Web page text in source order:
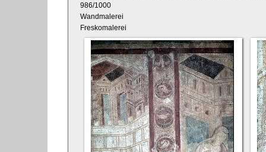
986/1000
Wandmalerei
Freskomalerei